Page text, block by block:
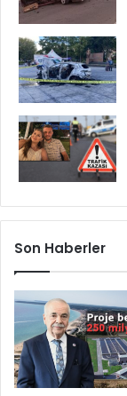
Son Haberler